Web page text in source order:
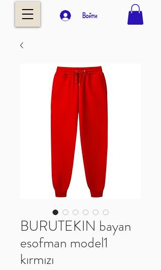
Войти
BURUTEKIN bayan
esofman model1
kırmızı